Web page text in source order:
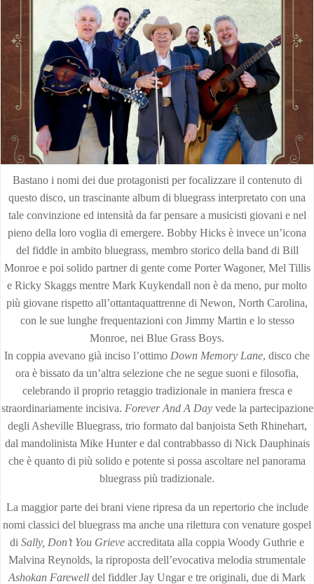
Bastano i nomi dei due protagonisti per focalizzare il contenuto di
questo disco, un trascinante album di bluegrass interpretato con una
tale convinzione ed intensità da far pensare a musicisti giovani e nel
pieno della loro voglia di emergere. Bobby Hicks è invece un’icona
del fiddle in ambito bluegrass, membro storico della band di Bill
Monroe e poi solido partner di gente come Porter Wagoner, Mel Tillis
e Ricky Skaggs mentre Mark Kuykendall non è da meno, pur molto
più giovane rispetto all’ottantaquattrenne di Newon, North Carolina,
con le sue lunghe frequentazioni con Jimmy Martin e lo stesso
Monroe, nei Blue Grass Boys.
In coppia avevano già inciso l’ottimo Down Memory Lane, disco che
ora è bissato da un’altra selezione che ne segue suoni e filosofia,
celebrando il proprio retaggio tradizionale in maniera fresca e
straordinariamente incisiva. Forever And A Day vede la partecipazione
degli Asheville Bluegrass, trio formato dal banjoista Seth Rhinehart,
dal mandolinista Mike Hunter e dal contrabbasso di Nick Dauphinais
che è quanto di più solido e potente si possa ascoltare nel panorama
bluegrass più tradizionale.
La maggior parte dei brani viene ripresa da un repertorio che include
nomi classici del bluegrass ma anche una rilettura con venature gospel
di Sally, Don’t You Grieve accreditata alla coppia Woody Guthrie e
Malvina Reynolds, la riproposta dell’evocativa melodia strumentale
Ashokan Farewell del fiddler Jay Ungar e tre originali, due di Mark